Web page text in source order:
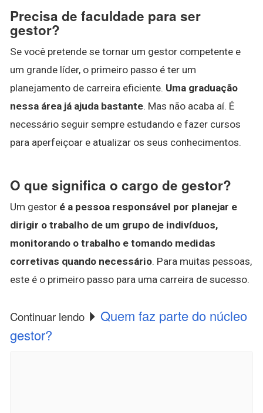
Precisa de faculdade para ser
gestor?
Se você pretende se tornar um gestor competente e
um grande líder, o primeiro passo é ter um
planejamento de carreira eficiente. Uma graduação
nessa área já ajuda bastante. Mas não acaba aí. É
necessário seguir sempre estudando e fazer cursos
para aperfeiçoar e atualizar os seus conhecimentos.
O que significa o cargo de gestor?
Um gestor é a pessoa responsável por planejar e
dirigir o trabalho de um grupo de indivíduos,
monitorando o trabalho e tomando medidas
corretivas quando necessário. Para muitas pessoas,
este é o primeiro passo para uma carreira de sucesso.
Continuar lendo
Quem faz parte do núcleo
gestor?